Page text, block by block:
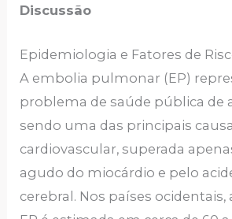
Discussão
Epidemiologia e Fatores de
A embolia pulmonar (EP)
problema de saúde pública de
sendo uma das principais
cardiovascular, superada
agudo do miocárdio e pelo
cerebral. Nos países ocidentais,